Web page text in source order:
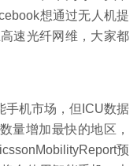
想通过无人机提
速光纤网维，大家都
手机市场，但ICU数据
量增加最快的地区，
预